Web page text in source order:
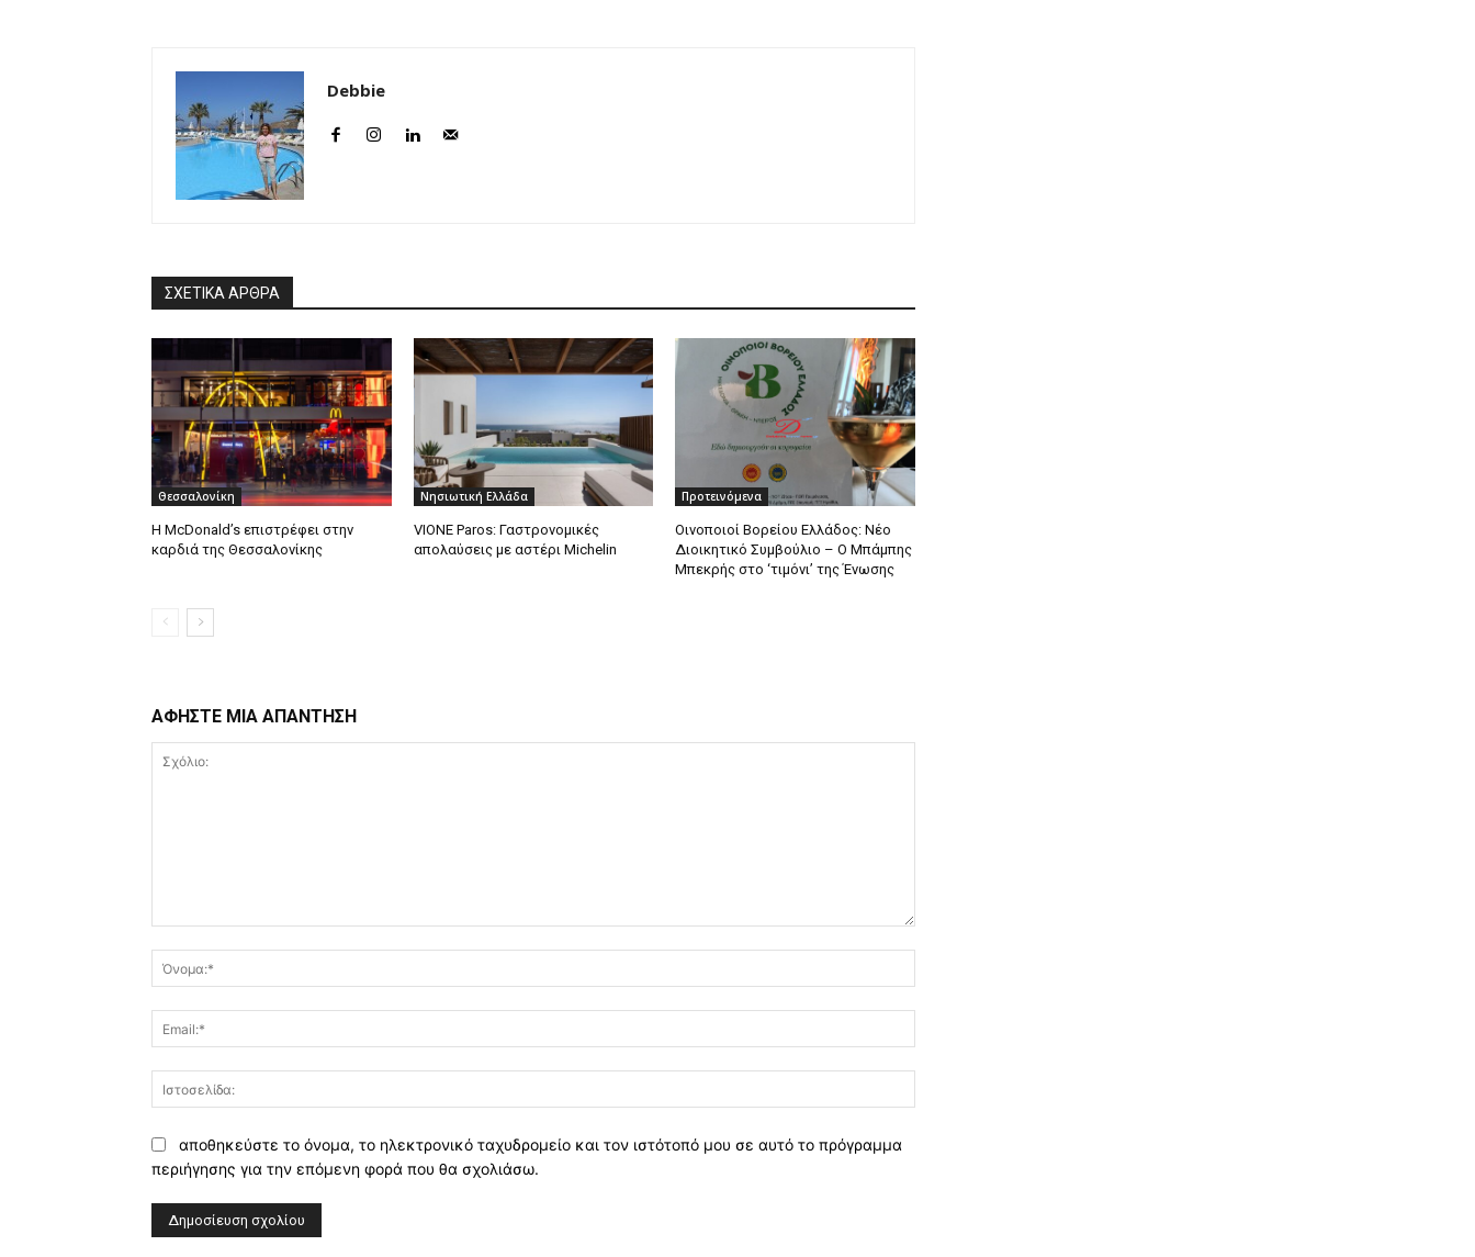
Debbie
ΣΧΕΤΙΚΑ ΑΡΘΡΑ
Θεσσαλονίκη
Η McDonald’s επιστρέφει στην
καρδιά της Θεσσαλονίκης
Νησιωτική Ελλάδα
VIONE Paros: Γαστρονομικές
απολαύσεις με αστέρι Michelin
Προτεινόμενα
Οινοποιοί Βορείου Ελλάδος: Νέο
Διοικητικό Συμβούλιο – Ο Μπάμπης
Μπεκρής στο ‘τιμόνι’ της Ένωσης
ΑΦΗΣΤΕ ΜΙΑ ΑΠΑΝΤΗΣΗ
αποθηκεύστε το όνομα, το ηλεκτρονικό ταχυδρομείο και τον ιστότοπό μου σε αυτό το πρόγραμμα
περιήγησης για την επόμενη φορά που θα σχολιάσω.